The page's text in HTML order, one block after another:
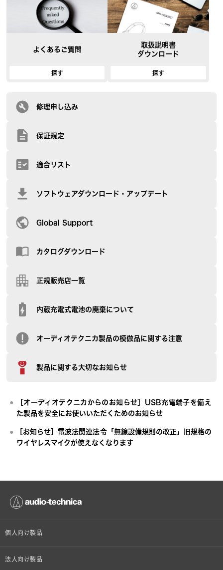
よくあるご質問
探す
取扱説明書
ダウンロード
探す
修理申し込み
保証規定
適合リスト
ソフトウェアダウンロード・アップデート
Global Support
カタログダウンロード
正規販売店一覧
内蔵充電式電池の廃棄について
オーディオテクニカ製品の模倣品に関する注意
製品に関する大切なお知らせ
［オーディオテクニカからのお知らせ］USB充電端子を備え
た製品を安全にお使いいただくためのお知らせ
［お知らせ］電波法関連法令「無線設備規則の改正」旧規格の
ワイヤレスマイクが使えなくなります
個人向け製品
オンラインストア限定
法人向け製品